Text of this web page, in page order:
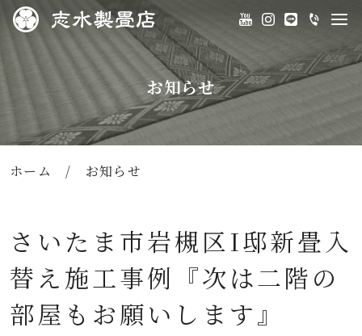
お知らせ
ホーム / お知らせ
さいたま市岩槻区I邸新畳入
替え施工事例『次は二階の
部屋もお願いします』